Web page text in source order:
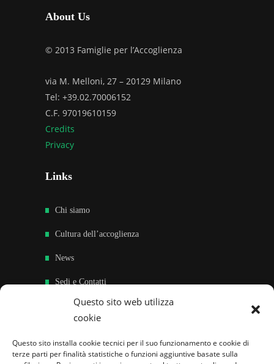
Questo sito web utilizza
cookie
Questo sito installa cookie tecnici per il suo funzionamento e cookie di
terze parti per finalità statistiche o funzioni aggiuntive basate sulla
About Us
© 2013 Famiglie per l’Accoglienza
via M. Melloni, 27 – 20129 Milano
Tel: +39.02.70006152
C.F. 97019610159
Credits
Privacy
Links
Chi siamo
Cultura dell’accoglienza
News
Sedi e Contatti
Sostieni